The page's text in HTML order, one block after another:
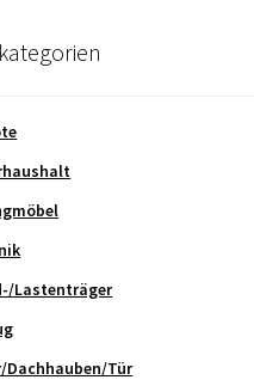
Lastenträger
Dachhauben/Tür